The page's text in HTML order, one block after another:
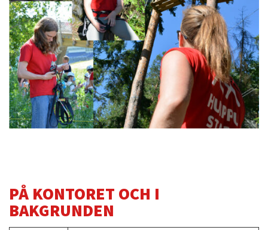
PÅ KONTORET OCH I
BAKGRUNDEN